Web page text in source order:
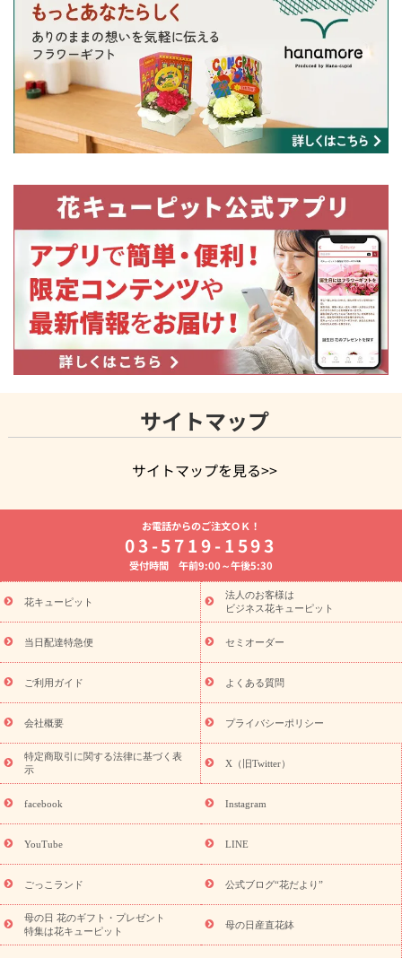
サイトマップ
サイトマップを見る>>
よく贈られる花
お祝いの花特集
誕生日フラワーギフト特集
8月の誕生花(トルコキキョウ)
開店・開業祝い
お供え・お悔やみ お供え・お悔やみの花
通夜・葬儀に贈る花 胡蝶蘭・花鉢
ーブドフラワー
季節のイベント
ひまわり ギフト・プレゼント
特集
お盆 花（新盆・初盆） 季節のイベント
お盆 花（新
盆・初盆）
お盆 花（新盆・初盆）
お盆・お供え 花とセットギ
フト
お盆・お供え プリザーブドフラワー
ひまわり ギフト・プ
レゼント特集
夏の花贈り・お中元・暑中見舞い 花のギフト特集
敬老の日におくる花ギフト・プレゼント特集
花ギフト・プレゼント特集
敬老の日 花のおすすめランキング
敬
老の日 花鉢植えのギフト・プレゼント特集
敬老の日 花とセットギ
フト・プレゼント特集
敬老の日の花 全てのギフト一覧
キャン
ペーン
映画『ウォーターガーディアンズ』コラボキャンペーン
「きょう誕生日なんです」キャンペーン
誕生日の花を探す
誕生日フラワーギフト 誕生日フラワーギフト特集
9月の誕生花(リンドウ)
ら探す
お祝いの花特集 当日配達特急便 お祝い商品一覧
念日
結婚祝い 出産祝い 退院祝い・快気祝い
寿祝い
プチギフト ペットのお祝いフラワー
お電話からのご注文ＯＫ！
03-5719-1593
受付時間 午前9:00～午後5:30
花キューピット
法人のお客様は
ビジネス花キューピット
当日配達特急便 セミオーダー
ご利用ガイド よくある質問
会社概要 プライバシーポリシー
特定商取引に関する法律に基づく表
示
X（旧Twitter）
facebook Instagram
YouTube LINE
ごっこランド 公式ブログ“花だより”
母の日 花のギフト・プレゼント
特集は花キューピット
母の日産直花鉢